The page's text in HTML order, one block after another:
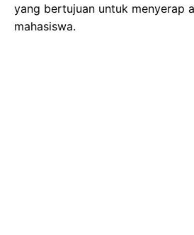
yang bertujuan untuk menyerap
mahasiswa.